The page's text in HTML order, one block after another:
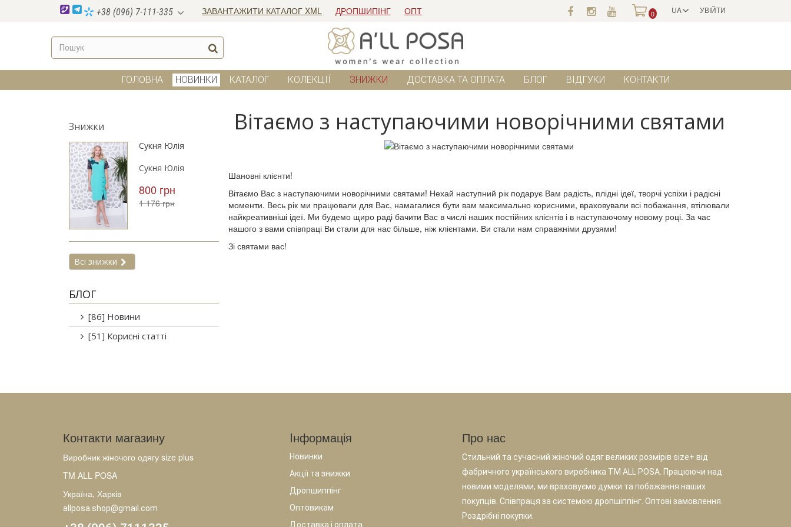
УВІЙТИ
UA
+38 (096) 7-111-335 ЗАВАНТАЖИТИ КАТАЛОГ XML ДРОПШИПІНГ ОПТ 0
ГОЛОВНА НОВИНКИ КАТАЛОГ КОЛЕКЦІЇ ЗНИЖКИ ДОСТАВКА ТА ОПЛАТА БЛОГ ВІДГУКИ КОНТАКТИ
Знижки
Сукня Юлія
Сукня Юлія
800 грн
1 176 грн
Всі знижки
БЛОГ
[86] Новини
[51] Корисні статті
Вітаємо з наступаючими новорічними святами
Шановні клієнти!
Вітаємо Вас з наступаючими новорічними святами! Нехай наступний рік подарує Вам радість, плідні ідеї, творчі успіхи і радісні
моменти. Весь рік ми працювали для Вас, намагалися бути вам максимально корисними, враховували всі побажання, втілювали
найкреативніші ідеї. Ми будемо щиро раді бачити Вас в числі наших постійних клієнтів і в наступаючому новому році. За час
нашого з вами співпраці Ви стали для нас більше, ніж клієнтами. Ви стали нам справжніми друзями!
Зі святами вас!
Контакти магазину
Виробник жіночого одягу size plus
TM ALL POSA
Україна, Харків
allposa.shop@gmail.com
Iнформація
Новинки
Акції та знижки
Дропшиппінг
Оптовикам
Доставка і оплата
Про нас
Стильний та сучасний жіночий одяг великих розмірів size+ від
фабричного українського виробника TM ALL POSA. Працюючи над
новими моделями, ми враховуємо думки та побажання наших
покупців. Співпраця за системою дропшіппінг. Оптові замовлення.
Роздрібні покупки.